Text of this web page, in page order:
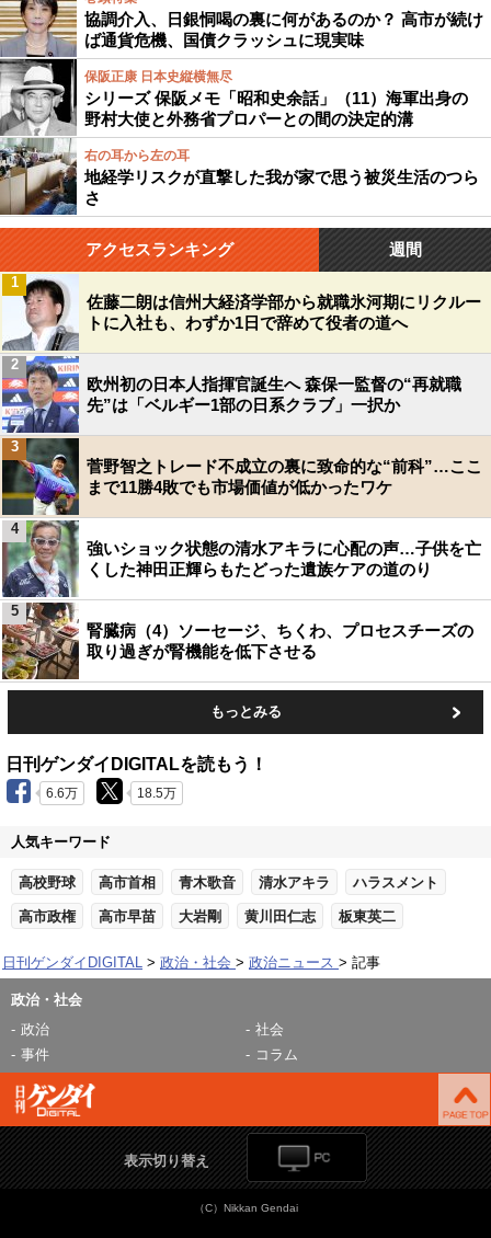
協調介入、日銀恫喝の裏に何があるのか？ 高市が続け
ば通貨危機、国債クラッシュに現実味
保阪正康 日本史縦横無尽
シリーズ 保阪メモ「昭和史余話」（11）海軍出身の
野村大使と外務省プロパーとの間の決定的溝
右の耳から左の耳
地経学リスクが直撃した我が家で思う被災生活のつら
さ
アクセスランキング 週間
佐藤二朗は信州大経済学部から就職氷河期にリクルー
トに入社も、わずか1日で辞めて役者の道へ
1
欧州初の日本人指揮官誕生へ 森保一監督の“再就職
先”は「ベルギー1部の日系クラブ」一択か
2
菅野智之トレード不成立の裏に致命的な“前科”…ここ
まで11勝4敗でも市場価値が低かったワケ
3
強いショック状態の清水アキラに心配の声…子供を亡
くした神田正輝らもたどった遺族ケアの道のり
4
腎臓病（4）ソーセージ、ちくわ、プロセスチーズの
取り過ぎが腎機能を低下させる
5
もっとみる
日刊ゲンダイDIGITALを読もう！
6.6万 18.5万
人気キーワード
高校野球 高市首相 青木歌音 清水アキラ ハラスメント
高市政権 高市早苗 大岩剛 黄川田仁志 板東英二
日刊ゲンダイDIGITAL 政治・社会 政治ニュース 記事
政治・社会
政治
社会
事件
コラム
表示切り替え
（C）Nikkan Gendai